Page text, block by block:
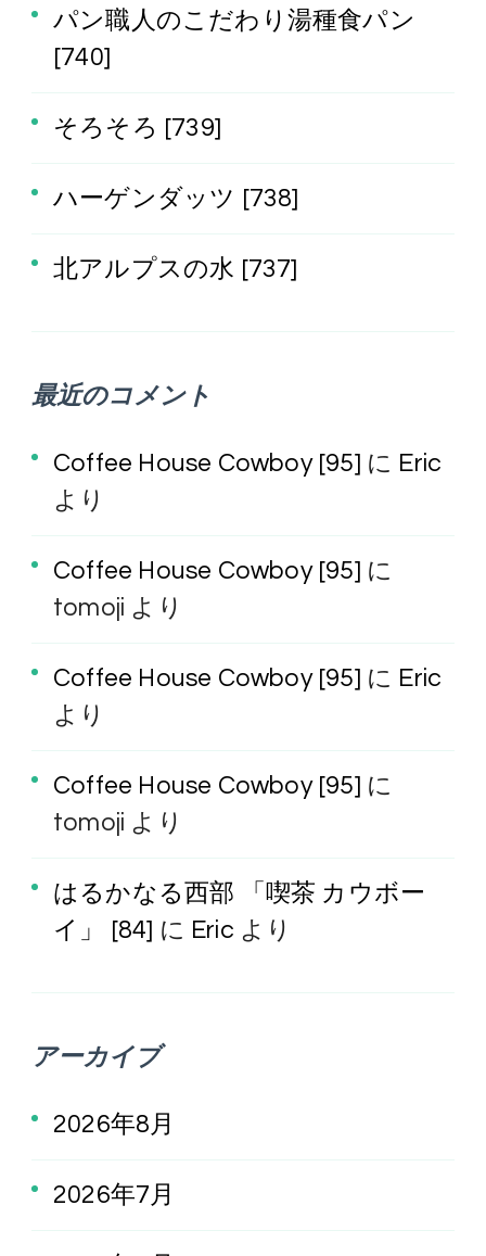
パン職人のこだわり湯種食パン
[740]
そろそろ [739]
ハーゲンダッツ [738]
北アルプスの水 [737]
最近のコメント
Coffee House Cowboy [95] に Eric
より
Coffee House Cowboy [95] に
tomoji より
Coffee House Cowboy [95] に Eric
より
Coffee House Cowboy [95] に
tomoji より
はるかなる西部 「喫茶 カウボー
イ」 [84] に Eric より
アーカイブ
2026年8月
2026年7月